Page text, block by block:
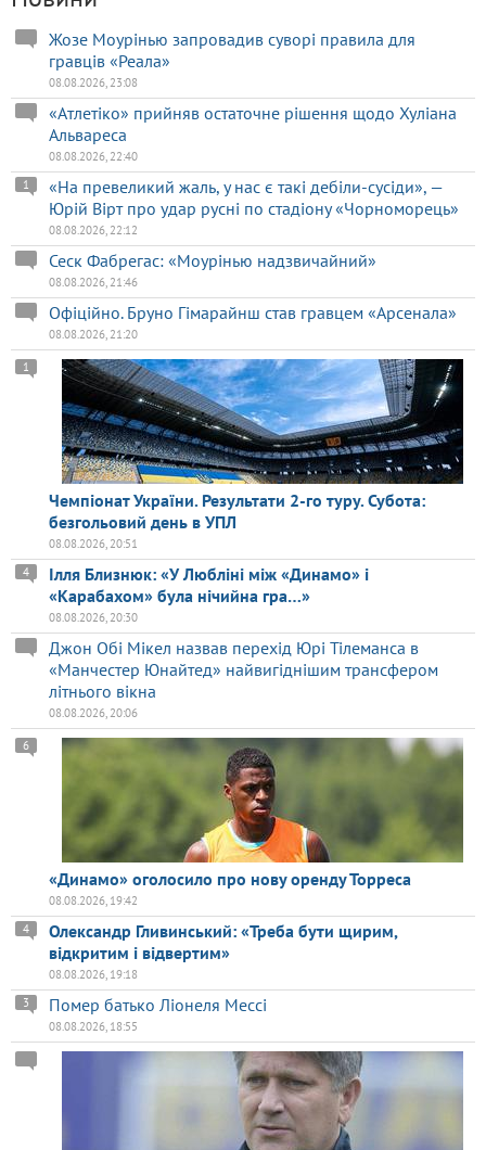
Жозе Моурінью запровадив суворі правила для
гравців «Реала»
08.08.2026, 23:08
«Атлетіко» прийняв остаточне рішення щодо Хуліана
Альвареса
08.08.2026, 22:40
«На превеликий жаль, у нас є такі дебіли-сусіди», —
Юрій Вірт про удар русні по стадіону «Чорноморець»
1
08.08.2026, 22:12
Сеск Фабрегас: «Моурінью надзвичайний»
08.08.2026, 21:46
Офіційно. Бруно Гімарайнш став гравцем «Арсенала»
08.08.2026, 21:20
Чемпіонат України. Результати 2-го туру. Субота:
безгольовий день в УПЛ
1
08.08.2026, 20:51
Ілля Близнюк: «У Любліні між «Динамо» і
«Карабахом» була нічийна гра…»
4
08.08.2026, 20:30
Джон Обі Мікел назвав перехід Юрі Тілеманса в
«Манчестер Юнайтед» найвигіднішим трансфером
літнього вікна
08.08.2026, 20:06
«Динамо» оголосило про нову оренду Торреса
6
08.08.2026, 19:42
Олександр Гливинський: «Треба бути щирим,
відкритим і відвертим»
4
08.08.2026, 19:18
Помер батько Ліонеля Мессі
3
08.08.2026, 18:55